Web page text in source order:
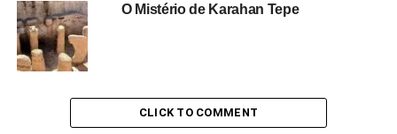
O Mistério de Karahan Tepe
CLICK TO COMMENT